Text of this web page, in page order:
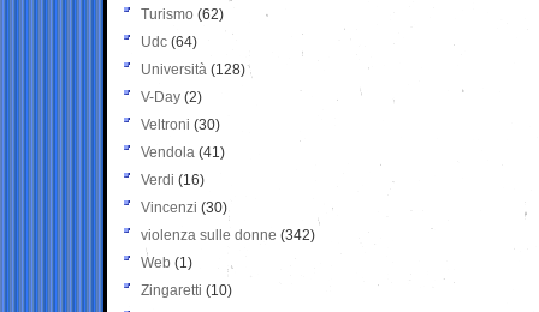
Turismo (62)
Udc (64)
Università (128)
V-Day (2)
Veltroni (30)
Vendola (41)
Verdi (16)
Vincenzi (30)
violenza sulle donne (342)
Web (1)
Zingaretti (10)